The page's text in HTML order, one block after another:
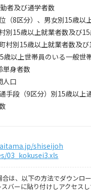
者及び通学者数
（8区分）、男女別15歳以
別15歳以上就業者数及び
村別15歳以上就業者数及
以上世帯員のいる一般世
単身者数
人口
手段（9区分）別15歳以上
shiseijoh
03_kokusei3.xls
は、以下の方法でダウンロー
バーに貼り付けしアクセス